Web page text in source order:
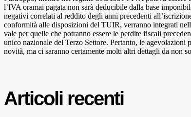
l’IVA oramai pagata non sarà deducibile dalla base
negativi correlati al reddito degli anni precedenti
conformità alle disposizioni del TUIR, verranno integrati
vale per quelle che potranno essere le perdite fiscali
unico nazionale del Terzo Settore. Pertanto, le
novità, ma ci saranno certamente molti altri dettagli da non
Articoli recenti